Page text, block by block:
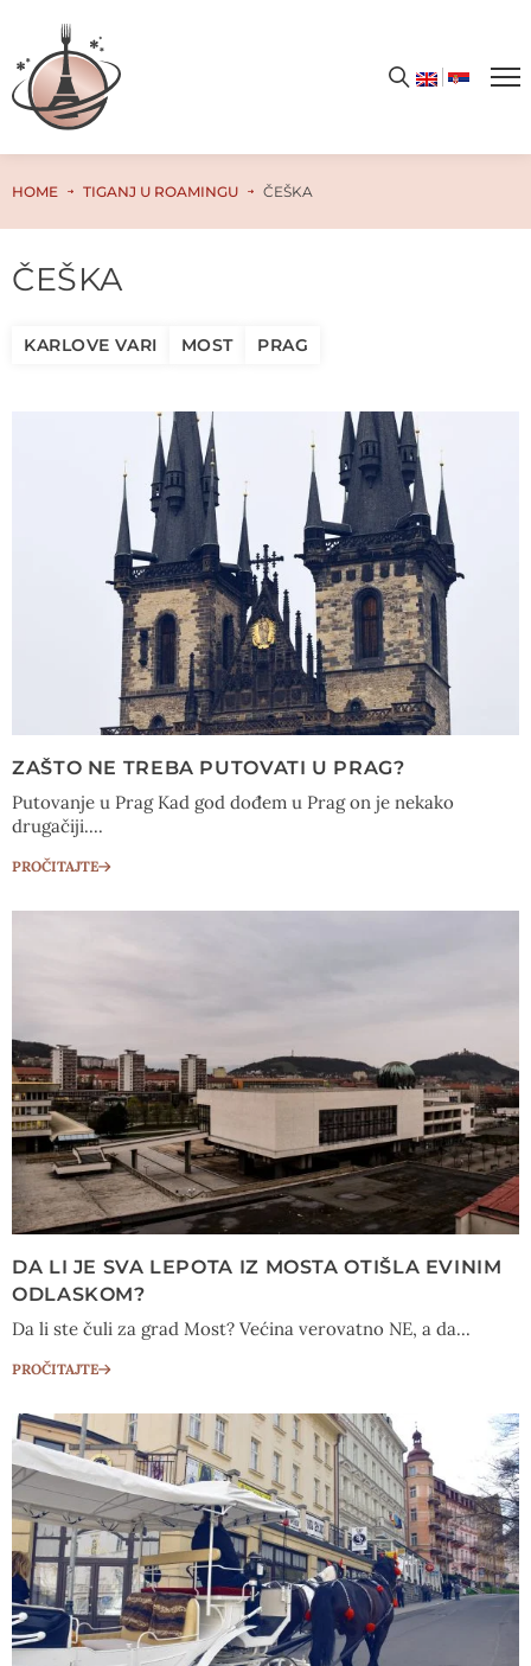
HOME TIGANJ U ROAMINGU ČEŠKA
ČEŠKA
KARLOVE VARI MOST PRAG
ZAŠTO NE TREBA PUTOVATI U PRAG?
Putovanje u Prag Kad god dođem u Prag on je nekako
drugačiji....
PROČITAJTE
DA LI JE SVA LEPOTA IZ MOSTA OTIŠLA EVINIM
ODLASKOM?
Da li ste čuli za grad Most? Većina verovatno NE, a da...
PROČITAJTE